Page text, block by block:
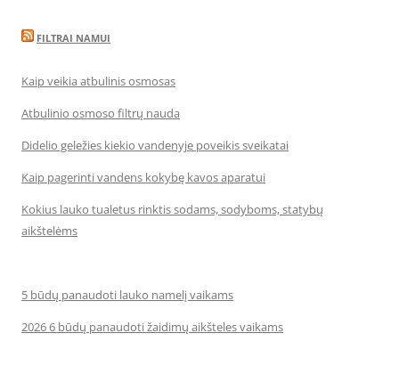
FILTRAI NAMUI
Kaip veikia atbulinis osmosas
Atbulinio osmoso filtrų nauda
Didelio geležies kiekio vandenyje poveikis sveikatai
Kaip pagerinti vandens kokybę kavos aparatui
Kokius lauko tualetus rinktis sodams, sodyboms, statybų
aikštelėms
5 būdų panaudoti lauko namelį vaikams
2026 6 būdų panaudoti žaidimų aikšteles vaikams